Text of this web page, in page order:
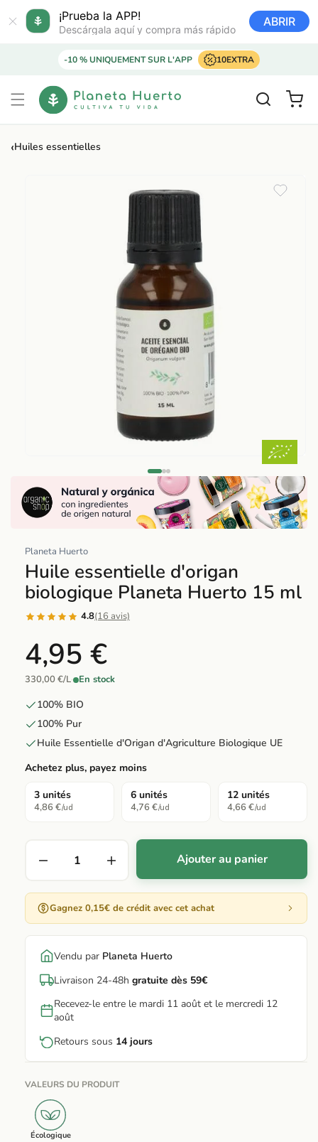
¡Prueba la APP!
Descárgala aquí y compra más rápido
ABRIR
directamente
al contenido
-10 % UNIQUEMENT SUR L'APP 10EXTRA
Carrito
‹Huiles essentielles
multimedia
1
ventana
modal
Planeta Huerto
Huile essentielle d'origan
biologique Planeta Huerto 15 ml
4.8(16 avis)
4,95 €
330,00 €/L· En stock
100% BIO
100% Pur
Huile Essentielle d'Origan d'Agriculture Biologique UE
Achetez plus, payez moins
3 unités
4,86 €/ud
6 unités
4,76 €/ud
12 unités
4,66 €/ud
Ajouter au panier
Gagnez 0,15€ de crédit avec cet achat
Vendu par Planeta Huerto
Livraison 24-48h gratuite dès 59€
Recevez-le entre le mardi 11 août et le mercredi 12
août
Retours sous 14 jours
VALEURS DU PRODUIT
Écologique